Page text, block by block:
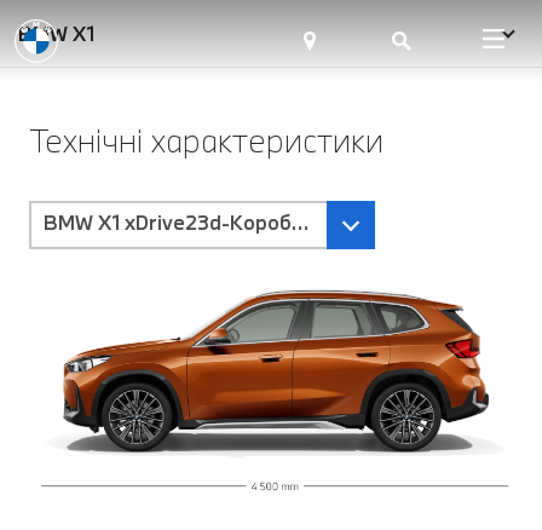
BMW X1
Технічні характеристики
BMW X1 xDrive23d-Коробка передач Steptronic з